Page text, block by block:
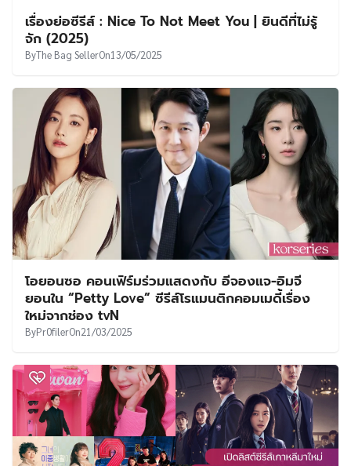
เรื่องย่อซีรีส์ : Nice To Not Meet You | ยินดีที่ไม่รู้
จัก (2025)
ByThe Bag SellerOn13/05/2025
โอยอนซอ คอนเฟิร์มร่วมแสดงกับ อีจองแจ-อิมจี
ยอนใน “Petty Love” ซีรีส์โรแมนติกคอมเมดี้เรื่อง
ใหม่จากช่อง tvN
ByPr0filerOn21/03/2025